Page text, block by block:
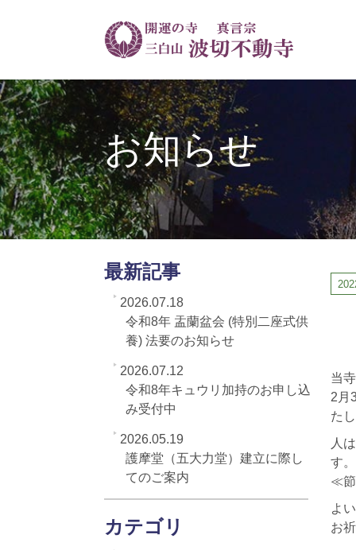
お知らせ
当
2月
た
人
す。
≪節
よ
お
最新記事
2026.07.18
令和8年 盂蘭盆会 (特別二座式供
養) 法要のお知らせ
2026.07.12
令和8年キュウリ加持のお申し込
み受付中
2026.05.19
護摩堂（五大力堂）建立に際し
てのご案内
カテゴリ